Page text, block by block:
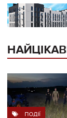
ПОДІЇ